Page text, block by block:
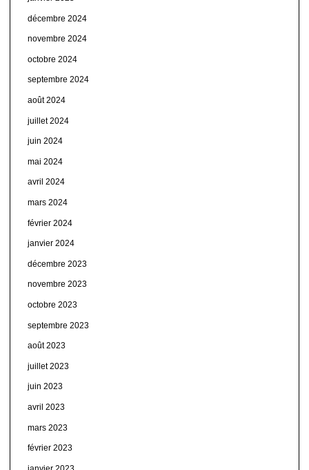
décembre 2024
novembre 2024
octobre 2024
septembre 2024
août 2024
juillet 2024
juin 2024
mai 2024
avril 2024
mars 2024
février 2024
janvier 2024
décembre 2023
novembre 2023
octobre 2023
septembre 2023
août 2023
juillet 2023
juin 2023
avril 2023
mars 2023
février 2023